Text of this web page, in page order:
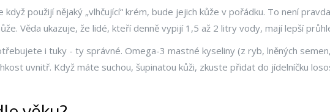
když použijí nějaký „vlhčující“ krém, bude jejich kůže v pořádku. To není
Věda ukazuje, že lidé, kteří denně vypijí 1,5 až 2 litry vody, mají lepší
i tuky - ty správné. Omega-3 mastné kyseliny (z ryb, lněných
uvnitř. Když máte suchou, šupinatou kůži, zkuste přidat do jídelníčku